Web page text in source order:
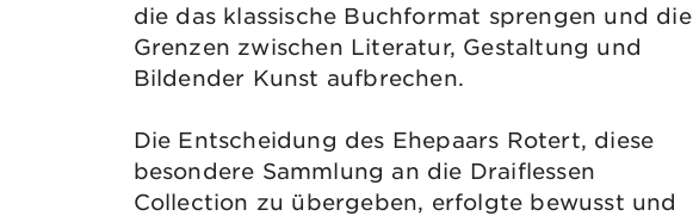
die das klassische Buchformat sprengen und die
Grenzen zwischen Literatur, Gestaltung und
Bildender Kunst aufbrechen.
Die Entscheidung des Ehepaars Rotert, diese
besondere Sammlung an die Draiflessen
Collection zu übergeben, erfolgte bewusst und